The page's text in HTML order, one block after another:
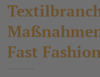
Fast